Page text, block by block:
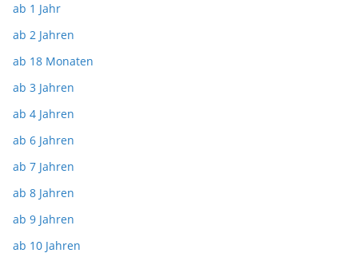
ab 1 Jahr
ab 2 Jahren
ab 18 Monaten
ab 3 Jahren
ab 4 Jahren
ab 6 Jahren
ab 7 Jahren
ab 8 Jahren
ab 9 Jahren
ab 10 Jahren